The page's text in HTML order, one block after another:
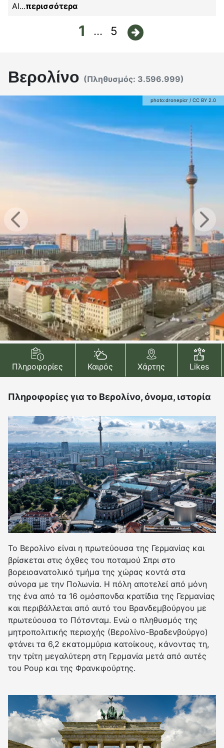
Al...περισσότερα
1 ... 5
Βερολίνο (Πληθυσμός: 3.596.999)
photo:dronepicr / CC BY 2.0
Πληροφορίες Καιρός Χάρτης Likes
Πληροφορίες για το Βερολίνο, όνομα, ιστορία
Το Βερολίνο είναι η πρωτεύουσα της Γερμανίας και
βρίσκεται στις όχθες του ποταμού Σπρι στο
βορειοανατολικό τμήμα της χώρας κοντά στα
σύνορα με την Πολωνία. Η πόλη αποτελεί από μόνη
της ένα από τα 16 ομόσπονδα κρατίδια της Γερμανίας
και περιβάλλεται από αυτό του Βρανδεμβούργου με
πρωτεύουσα το Πότσνταμ. Ενώ ο πληθυσμός της
μητροπολιτικής περιοχής (Βερολίνο-Βραδενβούργο)
φτάνει τα 6,2 εκατομμύρια κατοίκους, κάνοντας τη,
την τρίτη μεγαλύτερη στη Γερμανία μετά από αυτές
του Ρουρ και της Φρανκφούρτης.